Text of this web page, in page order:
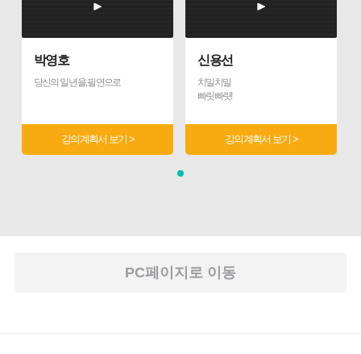
박영호
당신의 일 년을, 필연으로
신용선
치밀치밀
빠릿빠릿!
PC페이지로 이동